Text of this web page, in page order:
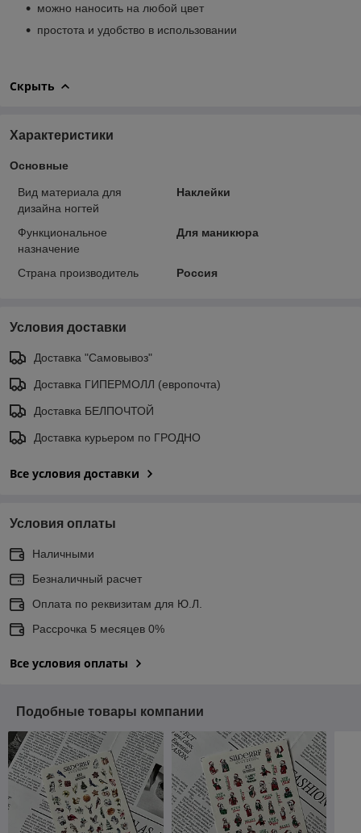
можно наносить на любой цвет
простота и удобство в использовании
Скрыть
Характеристики
Основные
Вид материала для
дизайна ногтей
Наклейки
Функциональное
назначение
Для маникюра
Страна производитель Россия
Условия доставки
Доставка "Самовывоз"
Доставка ГИПЕРМОЛЛ (европочта)
Доставка БЕЛПОЧТОЙ
Доставка курьером по ГРОДНО
Все условия доставки
Условия оплаты
Наличными
Безналичный расчет
Оплата по реквизитам для Ю.Л.
Рассрочка 5 месяцев 0%
Все условия оплаты
Подобные товары компании